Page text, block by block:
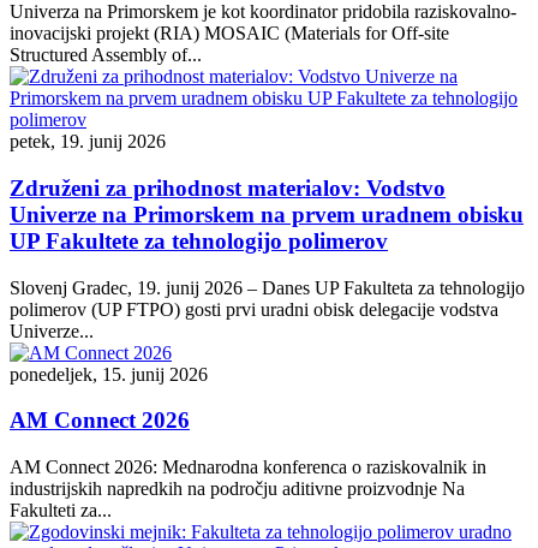
Univerza na Primorskem je kot koordinator pridobila raziskovalno-
inovacijski projekt (RIA) MOSAIC (Materials for Off-site
Structured Assembly of...
petek, 19. junij 2026
Združeni za prihodnost materialov: Vodstvo
Univerze na Primorskem na prvem uradnem obisku
UP Fakultete za tehnologijo polimerov
Slovenj Gradec, 19. junij 2026 – Danes UP Fakulteta za tehnologijo
polimerov (UP FTPO) gosti prvi uradni obisk delegacije vodstva
Univerze...
ponedeljek, 15. junij 2026
AM Connect 2026
AM Connect 2026: Mednarodna konferenca o raziskovalnik in
industrijskih napredkih na področju aditivne proizvodnje Na
Fakulteti za...